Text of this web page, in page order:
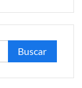
Buscar: